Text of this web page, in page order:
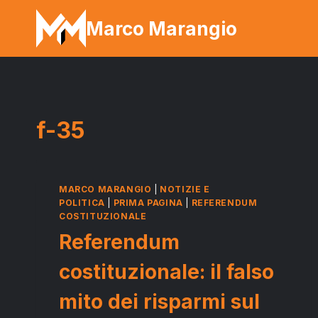
contenuto
Marco Marangio
f-35
MARCO MARANGIO
NOTIZIE E
POLITICA
PRIMA PAGINA
REFERENDUM
COSTITUZIONALE
Referendum
costituzionale: il falso
mito dei risparmi sul